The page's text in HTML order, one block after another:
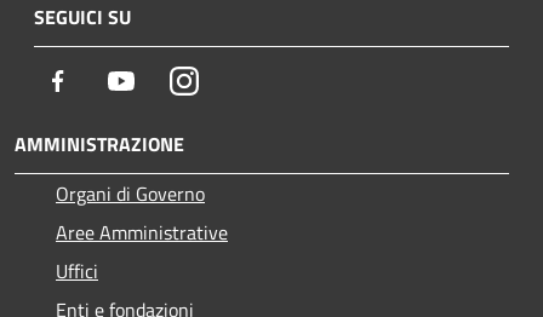
SEGUICI SU
Facebook YoutubeInstagram
AMMINISTRAZIONE
Organi di Governo
Aree Amministrative
Uffici
Enti e fondazioni